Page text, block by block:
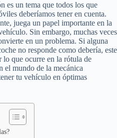
es un tema que todos los que
deberíamos tener en cuenta.
juega un papel importante en la
Sin embargo, muchas veces
en un problema. Si alguna
no responde como debería, este
lo que ocurre en la rótula de
el mundo de la mecánica
tu vehículo en óptimas